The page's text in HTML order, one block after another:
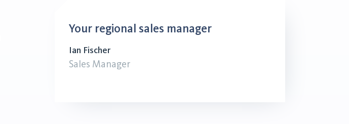
Your regional sales manager
Ian Fischer
Sales Manager